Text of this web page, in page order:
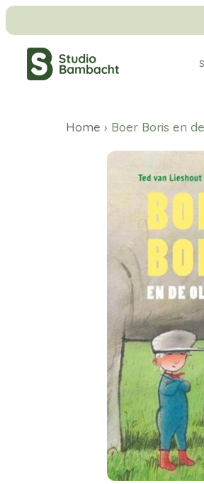
Meteen
naar
content
Home› Boer Boris en